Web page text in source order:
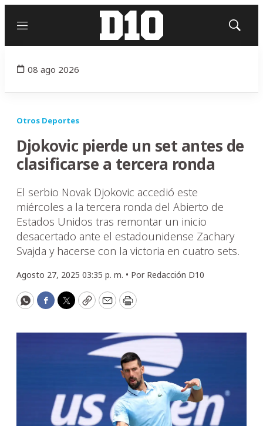
Menú
Mostrar
08 ago 2026
Otros Deportes
Djokovic pierde un set antes de
clasificarse a tercera ronda
El serbio Novak Djokovic accedió este
miércoles a la tercera ronda del Abierto de
Estados Unidos tras remontar un inicio
desacertado ante el estadounidense Zachary
Svajda y hacerse con la victoria en cuatro sets.
Agosto 27, 2025 03:35 p. m. • Por Redacción D10
WhatsApp
Facebook
Twitter
CopyEmailPrint